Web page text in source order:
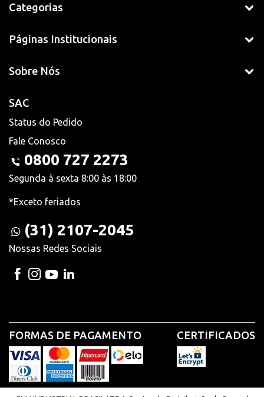
Categorias
Páginas Institucionais
Sobre Nós
SAC
Status do Pedido
Fale Conosco
0800 727 2273
Segunda à sexta 8:00 às 18:00
*Exceto feriados
(31) 2107-2045
Nossas Redes Sociais
FORMAS DE PAGAMENTO CERTIFICADOS